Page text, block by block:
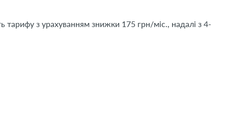
тарифу з урахуванням знижки 175 грн/міс., надалі з 4-